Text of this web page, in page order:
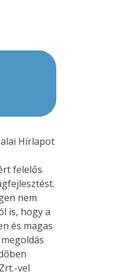
Hírlapot
felelős
nem
is, hogy a
és magas
vel